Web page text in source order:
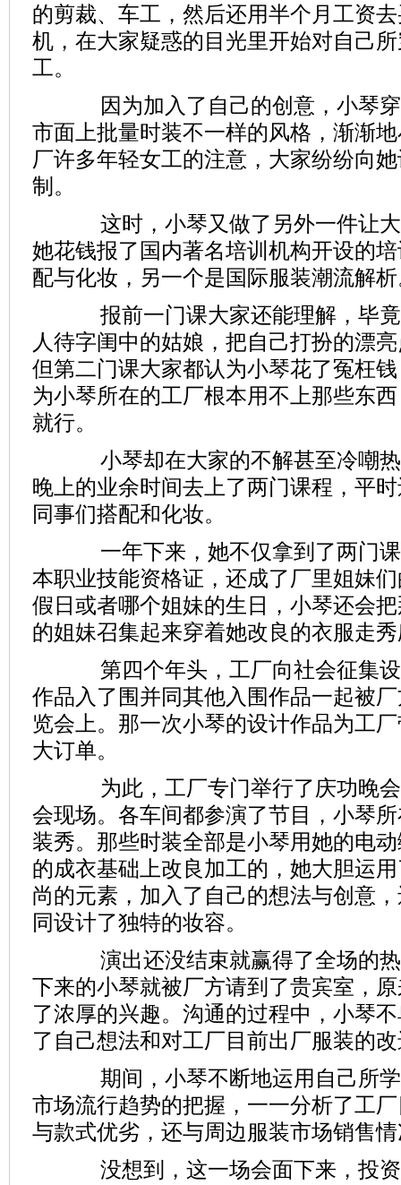
的剪裁、车工，然后还用半个月工资
机，在大家疑惑的目光里开始对自己
工。
因为加入了自己的创意，小琴穿
市面上批量时装不一样的风格，渐渐
厂许多年轻女工的注意，大家纷纷向
制。
这时，小琴又做了另外一件让大
她花钱报了国内著名培训机构开设的
配与化妆，另一个是国际服装潮流解
报前一门课大家还能理解，毕竟
人待字闺中的姑娘，把自己打扮的漂
但第二门课大家都认为小琴花了冤枉
为小琴所在的工厂根本用不上那些东
就行。
小琴却在大家的不解甚至冷嘲热
晚上的业余时间去上了两门课程，平
同事们搭配和化妆。
一年下来，她不仅拿到了两门课
本职业技能资格证，还成了厂里姐妹
假日或者哪个姐妹的生日，小琴还会
的姐妹召集起来穿着她改良的衣服走
第四个年头，工厂向社会征集设
作品入了围并同其他入围作品一起被
览会上。那一次小琴的设计作品为工
大订单。
为此，工厂专门举行了庆功晚会
会现场。各车间都参演了节目，小琴
装秀。那些时装全部是小琴用她的电
的成衣基础上改良加工的，她大胆运
尚的元素，加入了自己的想法与创意
同设计了独特的妆容。
演出还没结束就赢得了全场的热
下来的小琴就被厂方请到了贵宾室，
了浓厚的兴趣。沟通的过程中，小琴
了自己想法和对工厂目前出厂服装的
期间，小琴不断地运用自己所学
市场流行趋势的把握，一一分析了工
与款式优劣，还与周边服装市场销售
没想到，这一场会面下来，投资